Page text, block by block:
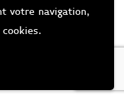
votre navigation,